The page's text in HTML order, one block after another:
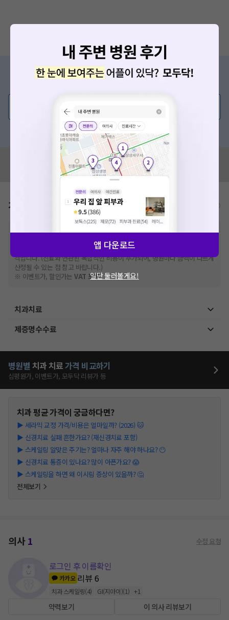
증상/치료, 궁금한 점이 있나요?
💬 무엇이든 물어보세요
혹은, 의료상담 서비스에 다양한 게시글 보러가기
혹시 잘못된 병원정보가 있나요?
모두닥 팀에 알려주세요!
가격표 비급여/급여 진료란?
※비급여 항목의 경우,추가비용 등으로 실제 가격과 상이할 수 있으니, 정확
한 가격은 해당 의료기관에 직접 문의해주세요.
건강보험심사평가원에 고지되어 있는 급여 진료 기준 가
격입니다. (진료와 연관된 복합적인 비용이 추가되어, 병원마다 금액이 다르게
산정될 수 있는 점 참고 바랍니다.)
※ 이벤트가, 할인가는VAT 포함
치과치료
제증명수수료
병원별 치과 치료가격 비교하기
심평원가, 이벤트가, 모두닥 리뷰가 등
치과평균 가격이 궁금하다면?
▶ 세라믹 교정 가격/비용은 얼마일까? (2026) 🐱
▶ 신경치료 실패 흔한가요? (재신경치료 포함)
▶ 스케일링 알맞은 주기는? 얼마나 자주 해야 하나요? 😶
▶ 신경치료 통증이 있나요? 많이 아픈가요? 😱
▶ 스케일링을 하면 왜 이시림 증상이 있을까? 🤔
전체보기
의사1 수정 요청
로그인 후 이름확인
카카오 리뷰6
치과 스케일링(4) GI(지아이)(1) +1
약력보기 이 의사 리뷰보기
앱 다운로드
일단 둘러볼게요!